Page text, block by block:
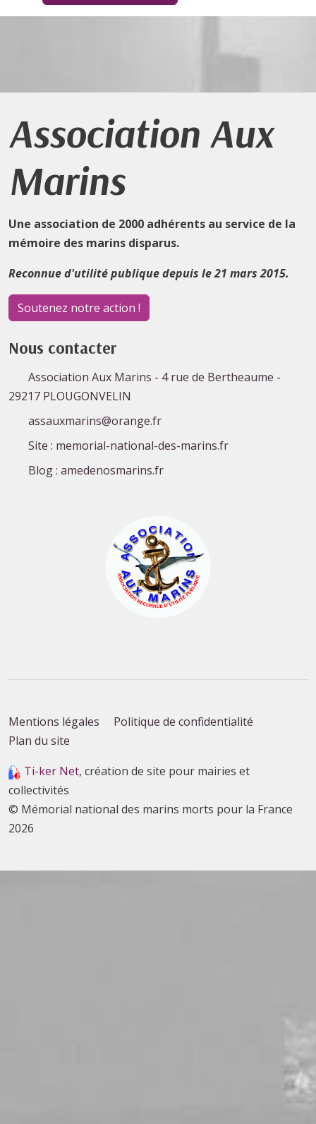
Association Aux
Marins
Une association de 2000 adhérents au service de la
mémoire des marins disparus.
Reconnue d'utilité publique depuis le 21 mars 2015.
Soutenez notre action !
Nous contacter
Association Aux Marins - 4 rue de Bertheaume -
29217 PLOUGONVELIN
assauxmarins@orange.fr
Site : memorial-national-des-marins.fr
Blog : amedenosmarins.fr
Mentions légales
Politique de confidentialité
Plan du site
Ti-ker Net, création de site pour mairies et
collectivités
© Mémorial national des marins morts pour la France
2026